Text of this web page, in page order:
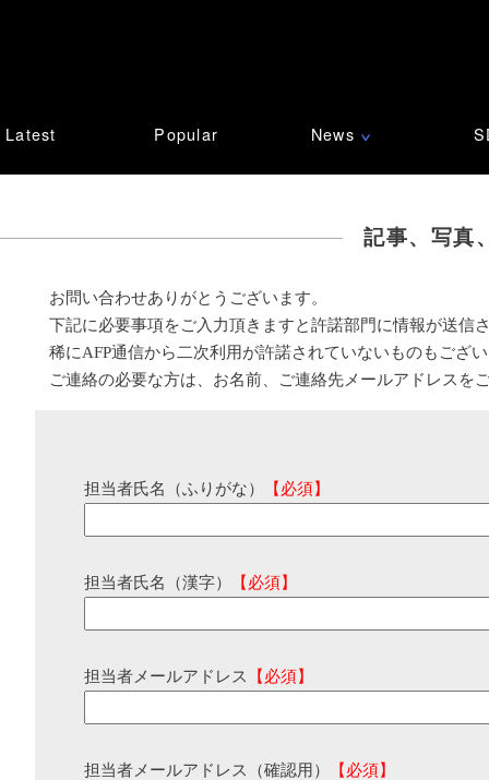
Latest Popular News ∨
記事、写真
お問い合わせありがとうございます。
下記に必要事項をご入力頂きますと許諾部門に情報が送信
稀にAFP通信から二次利用が許諾されていないものもござ
ご連絡の必要な方は、お名前、ご連絡先メールアドレスを
担当者氏名（ふりがな） 【必須】
担当者氏名（漢字） 【必須】
担当者メールアドレス 【必須】
担当者メールアドレス（確認用） 【必須】